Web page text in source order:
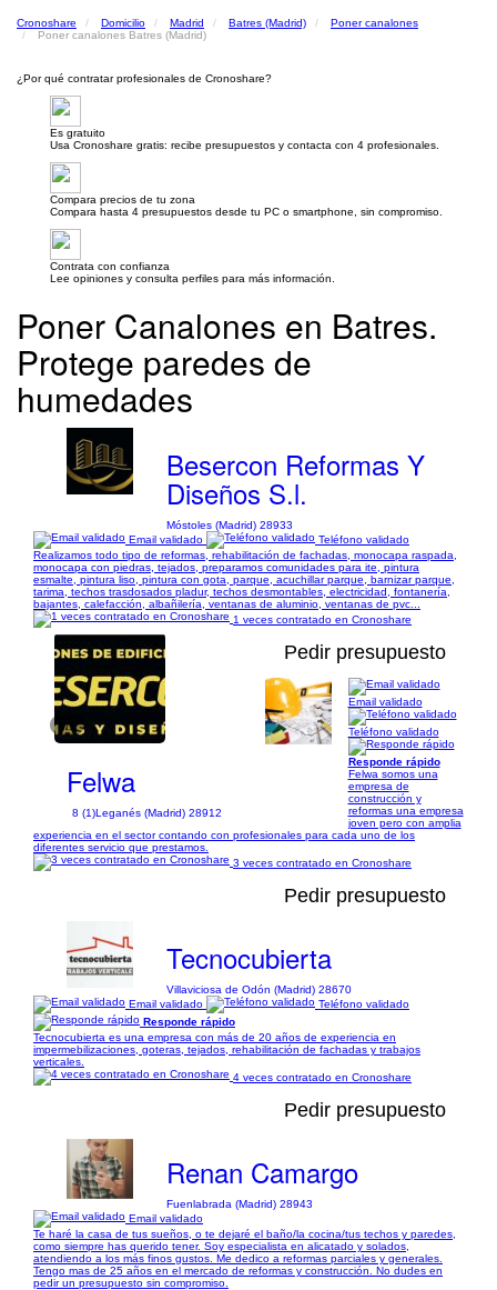
Cronoshare Domicilio Madrid Batres (Madrid)
Poner canalones
Poner canalones Batres (Madrid)
¿Por qué contratar profesionales de Cronoshare?
Es gratuito
Usa Cronoshare gratis: recibe presupuestos y contacta con 4 profesionales.
Compara precios de tu zona
Compara hasta 4 presupuestos desde tu PC o smartphone, sin compromiso.
Contrata con confianza
Lee opiniones y consulta perfiles para más información.
Poner Canalones en Batres.
Protege paredes de
humedades
Besercon Reformas Y
Diseños S.l.
Móstoles (Madrid) 28933
Email validado
Teléfono validado
Realizamos todo tipo de reformas, rehabilitación de fachadas, monocapa raspada,
monocapa con piedras, tejados, preparamos comunidades para ite, pintura
esmalte, pintura liso, pintura con gota, parque, acuchillar parque, barnizar parque,
tarima, techos trasdosados pladur, techos desmontables, electricidad, fontanería,
bajantes, calefacción, albañilería, ventanas de aluminio, ventanas de pvc...
1 veces contratado en Cronoshare
1/1
Pedir presupuesto
Felwa
8 (1)Leganés (Madrid) 28912
Email validado
Teléfono validado
Responde rápido
Felwa somos una
empresa de
construcción y
reformas una empresa
joven pero con amplia
experiencia en el sector contando con profesionales para cada uno de los
diferentes servicio que prestamos.
3 veces contratado en Cronoshare
Pedir presupuesto
Tecnocubierta
Villaviciosa de Odón (Madrid) 28670
Email validado
Teléfono validado
Responde rápido
Tecnocubierta es una empresa con más de 20 años de experiencia en
impermebilizaciones, goteras, tejados, rehabilitación de fachadas y trabajos
verticales.
4 veces contratado en Cronoshare
Pedir presupuesto
Renan Camargo
Fuenlabrada (Madrid) 28943
Email validado
Te haré la casa de tus sueños, o te dejaré el baño/la cocina/tus techos y paredes,
como siempre has querido tener. Soy especialista en alicatado y solados,
atendiendo a los más finos gustos. Me dedico a reformas parciales y generales.
Tengo mas de 25 años en el mercado de reformas y construcción. No dudes en
pedir un presupuesto sin compromiso.